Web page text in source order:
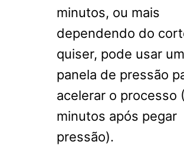
minutos, ou mais
dependendo do
quiser, pode usar
panela de pressão
acelerar o processo
minutos após pegar
pressão).